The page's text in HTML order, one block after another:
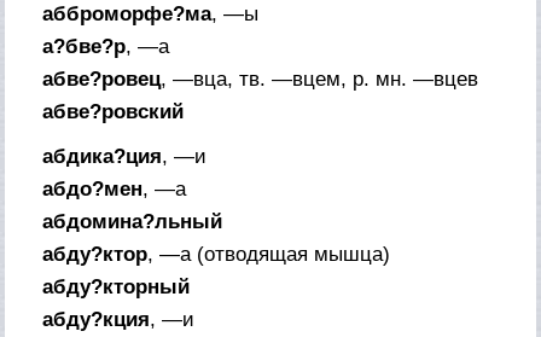
абброморфе?ма, —ы
а?бве?р, —а
абве?ровец, —вца,тв. —вцем, р. мн. —вцев
абве?ровский
абдика?ция, —и
абдо?мен, —а
абдомина?льный
абду?ктор, —а (отводящая мышца)
абду?кторный
абду?кция, —и